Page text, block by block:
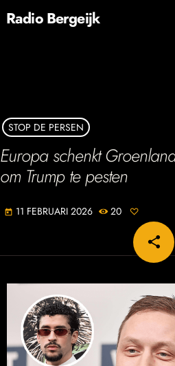
Radio Bergeijk
STOP DE PERSEN
Europa schenkt
om Trump te pesten
today 11 FEBRUARI 2026 20
share
email